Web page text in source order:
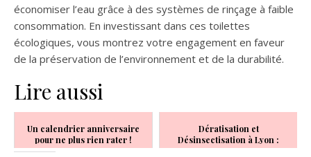
économiser l’eau grâce à des systèmes de rinçage à faible
consommation. En investissant dans ces toilettes
écologiques, vous montrez votre engagement en faveur
de la préservation de l’environnement et de la durabilité.
Lire aussi
Un calendrier anniversaire
pour ne plus rien rater !
Dératisation et
Désinsectisation à Lyon :
Protégez Votre Espace des